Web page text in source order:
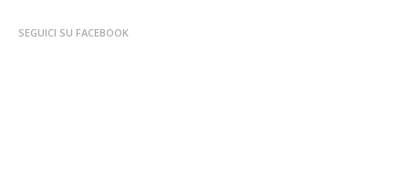
SEGUICI SU FACEBOOK